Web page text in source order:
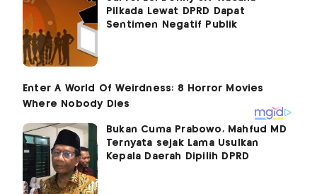
Pilkada Lewat DPRD Dapat
Sentimen Negatif Publik
Bukan Cuma Prabowo, Mahfud MD
Ternyata sejak Lama Usulkan
Kepala Daerah Dipilih DPRD